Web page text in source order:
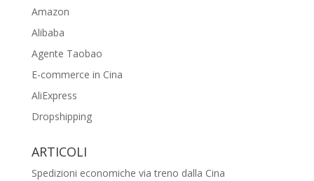
Amazon
Alibaba
Agente Taobao
E-commerce in Cina
AliExpress
Dropshipping
ARTICOLI
Spedizioni economiche via treno dalla Cina